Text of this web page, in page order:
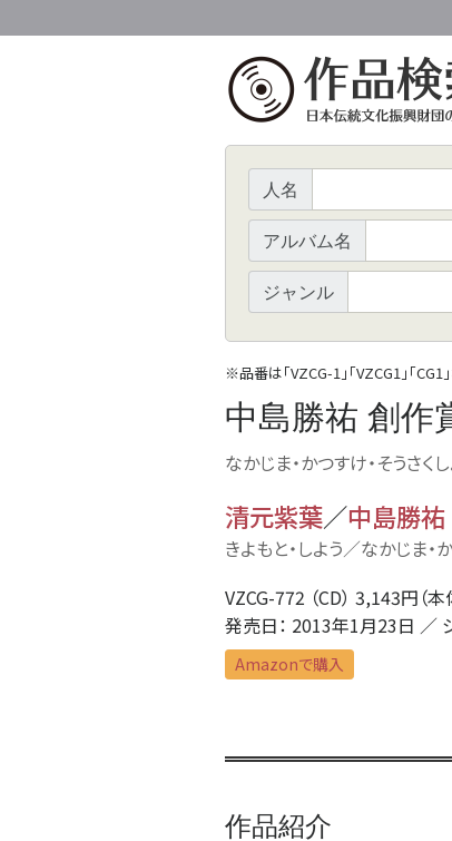
人名
アルバム名
ジャンル
※品番は「VZCG-1」「VZCG1」「CG1
中島勝祐 創作
なかじま・かつすけ・そうさく
清元紫葉／中島勝祐
きよもと・しよう／なかじま・
VZCG-772 （CD） 3,143円（
発売日： 2013年1月23日 ／
Amazonで購入
作品紹介